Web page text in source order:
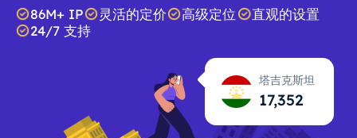
86M+ IP 灵活的定价 高级定位
直观的设置
24/7 支持
塔吉克斯坦
17,353